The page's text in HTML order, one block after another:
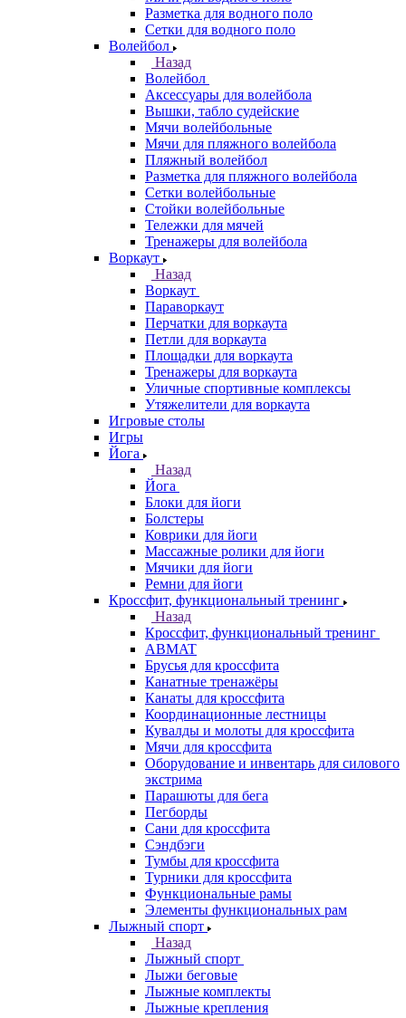
Разметка для водного поло
Сетки для водного поло
Волейбол
Назад
Волейбол
Аксессуары для волейбола
Вышки, табло судейские
Мячи волейбольные
Мячи для пляжного волейбола
Пляжный волейбол
Разметка для пляжного волейбола
Сетки волейбольные
Стойки волейбольные
Тележки для мячей
Тренажеры для волейбола
Воркаут
Назад
Воркаут
Параворкаут
Перчатки для воркаута
Петли для воркаута
Площадки для воркаута
Тренажеры для воркаута
Уличные спортивные комплексы
Утяжелители для воркаута
Игровые столы
Игры
Йога
Назад
Йога
Блоки для йоги
Болстеры
Коврики для йоги
Массажные ролики для йоги
Мячики для йоги
Ремни для йоги
Кроссфит, функциональный тренинг
Назад
Кроссфит, функциональный тренинг
ABMAT
Брусья для кроссфита
Канатные тренажёры
Канаты для кроссфита
Координационные лестницы
Кувалды и молоты для кроссфита
Мячи для кроссфита
Оборудование и инвентарь для силового
экстрима
Парашюты для бега
Пегборды
Сани для кроссфита
Сэндбэги
Тумбы для кроссфита
Турники для кроссфита
Функциональные рамы
Элементы функциональных рам
Лыжный спорт
Назад
Лыжный спорт
Лыжи беговые
Лыжные комплекты
Лыжные крепления